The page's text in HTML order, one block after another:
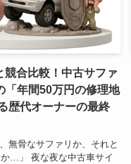
競合比較！中古サファ
「年間50万円の修理地
歴代オーナーの最終
無骨なサファリか、それと
…」 夜な夜な中古車サイ